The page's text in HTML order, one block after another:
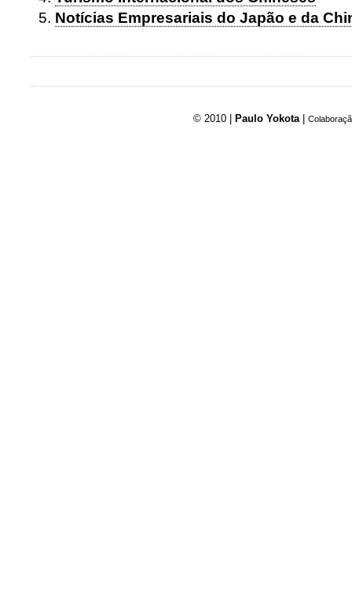
Notícias Empresariais do Japão e da
© 2010 | Paulo Yokota |